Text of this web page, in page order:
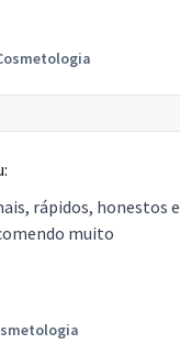
rápidos, honestos e
muito